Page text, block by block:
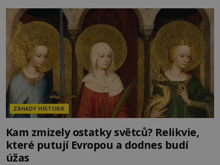
Mikuláše a odváží jeho ostatky přes moře do Bari.
Je to zbožná záchrana před nebezpečím, nebo
promyšlená krádež,
ZÁHADY HISTORIE
Kam zmizely ostatky světců? Relikvie,
které putují Evropou a dodnes budí
úžas